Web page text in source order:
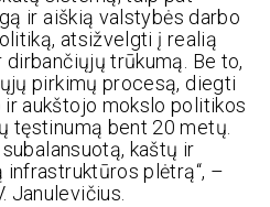
ir aiškią valstybės darbo
atsižvelgti į realią
trūkumą. Be to,
pirkimų procesą, diegti
aukštojo mokslo politikos
tęstinumą bent 20 metų.
kaštų ir
plėtrą“, –
Janulevičius.